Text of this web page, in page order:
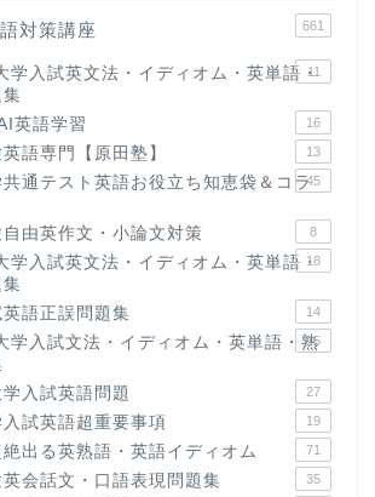
対策講座 661
学入試英文法・イディオム・英単語・
11
英語学習 16
語専門【原田塾】 13
共通テスト英語お役立ち知恵袋＆コラ45
由英作文・小論文対策 8
学入試英文法・イディオム・英単語・
18
語正誤問題集 14
学入試文法・イディオム・英単語・熟
15
入試英語問題 27
試英語超重要事項 19
出る英熟語・英語イディオム 71
英会話文・口語表現問題集 35